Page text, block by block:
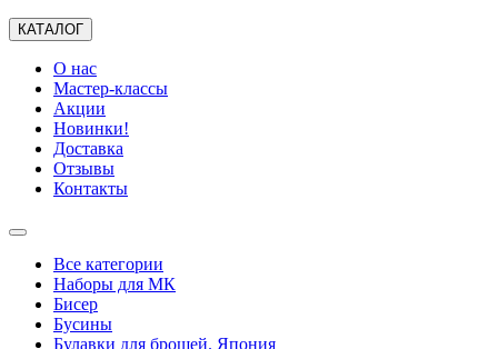
КАТАЛОГ
О нас
Мастер-классы
Акции
Новинки!
Доставка
Отзывы
Контакты
Все категории
Наборы для МК
Бисер
Бусины
Булавки для брошей. Япония